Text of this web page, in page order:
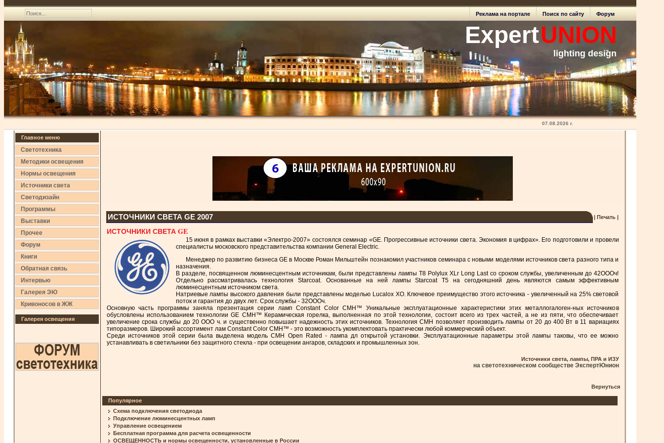
Форум
Поиск по сайту
Реклама на портале
ExpertUNION
lighting design
07.08.2026 г.
Главное меню
Светотехника
Методики освещения
Нормы освещения
Источники света
Светодизайн
Программы
Выставки
Прочее
Форум
Книги
Обратная связь
Интервью
Галерея ЭЮ
Кривоносов в ЖЖ
Галерея освещения
ИСТОЧНИКИ СВЕТА GE 2007 | Печать |
ИСТОЧНИКИ СВЕТА GE
15 июня в рамках выставки «Электро-2007» состоялся семинар «GE. Прогрессивные источники света. Экономия в цифрах». Его подготовили и провели
специалисты московского представительства компании General Electric.
Менеджер по развитию бизнеса GE в Москве Роман Мильштейн познакомил участников семинара с новыми моделями источников света разного типа и
назначения.
В разделе, посвященном люминесцентным источникам, были представ­лены лампы Т8 Polylux XLr Long Last со сроком службы, увеличенным до 42ОООч!
Отдельно рассматрива­лась технология Starcoat. Основанные на ней лампы Starcoat Т5 на сегодняш­ний день являются самым эффектив­ным
люминесцентным источником света.
Натриевые лампы высокого давления были представлены моделью Lucalox ХО. Ключевое преимущество этого ис­точника - увеличенный на 25% свето­вой
поток и гарантия до двух лет. Срок службы - 32ОООч.
Основную часть программы заняла презентация серии ламп Constant Color СМН™ Уникальные эксплуатационные характеристики этих металлогалоген-ных источников
обусловлены исполь­зованием технологии GE СМН™ Керамическая горелка, выполненная по этой технологии, состоит всего из трех частей, а не из пяти, что обес­печивает
увеличение срока службы до 20 ООО ч. и существенно повышает надежность этих источников. Технология СМН позволяет производить лампы от 20 до 400 Вт в 11 вариациях
типоразмеров. Широкий ассортимент лам Constant Color СМН™ - это возможность укомплектовать практически любой кoммерческий объект.
Среди источников этой серии была выделена модель СМН Open Rated - лампа дл открытой установки. Эксплуатационные параметры этой лампы таковы, что ее можно
устанавливать в светильники без защитного стекла - при освещении ангаров, складских и промышленных зон.
Источники света, лампы, ПРА и ИЗУ
на светотехническом сообществе ЭкспертЮнион
Вернуться
Популярное
Схема подключения светодиода
Подключение люминесцентных ламп
Управление освещением
Бесплатная программа для расчета освещенности
ОСВЕЩЕННОСТЬ и нормы освещенности, установленные в России